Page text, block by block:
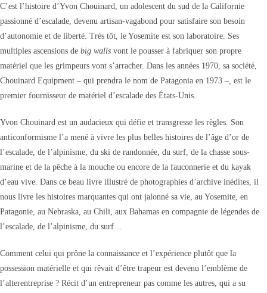
C’est l’histoire d’Yvon Chouinard, un adolescent du sud de la Californie
passionné d’escalade, devenu artisan-vagabond pour satisfaire son besoin
d’autonomie et de liberté. Très tôt, le Yosemite est son laboratoire. Ses
multiples ascensions de big walls vont le pousser à fabriquer son propre
matériel que les grimpeurs vont s’arracher. Dans les années 1970, sa société,
Chouinard Equipment – qui prendra le nom de Patagonia en 1973 –, est le
premier fournisseur de matériel d’escalade des États-Unis.
Yvon Chouinard est un audacieux qui défie et transgresse les règles. Son
anticonformisme l’a mené à vivre les plus belles histoires de l’âge d’or de
l’escalade, de l’alpinisme, du ski de randonnée, du surf, de la chasse sous-
marine et de la pêche à la mouche ou encore de la fauconnerie et du kayak
d’eau vive. Dans ce beau livre illustré de photographies d’archive inédites, il
nous livre les histoires marquantes qui ont jalonné sa vie, au Yosemite, en
Patagonie, au Nebraska, au Chili, aux Bahamas en compagnie de légendes de
l’escalade, de l’alpinisme, du surf…
Comment celui qui prône la connaissance et l’expérience plutôt que la
possession matérielle et qui rêvait d’être trapeur est devenu l’emblème de
l’alterentreprise ? Récit d’un entrepreneur pas comme les autres, qui a su